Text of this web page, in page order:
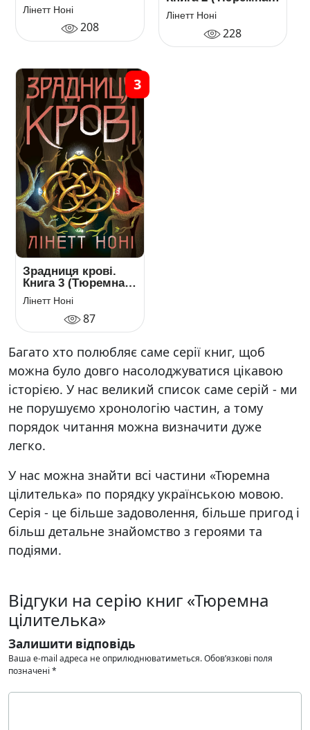
Лінетт Ноні
208
цілителька)
Лінетт Ноні
228
Зрадниця крові.
Книга 3 (Тюремна
цілителька)
Лінетт Ноні
87
3
Багато хто полюбляє саме серії книг, щоб
можна було довго насолоджуватися цікавою
історією. У нас великий список саме серій - ми
не порушуємо хронологію частин, а тому
порядок читання можна визначити дуже
легко.
У нас можна знайти всі частини «Тюремна
цілителька» по порядку українською мовою.
Серія - це більше задоволення, більше пригод і
більш детальне знайомство з героями та
подіями.
Відгуки на серію книг «Тюремна
цілителька»
Залишити відповідь
Ваша e-mail адреса не оприлюднюватиметься.Обов’язкові поля
позначені *